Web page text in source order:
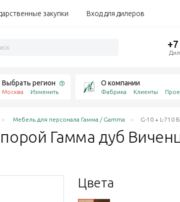
закупки Вход для дилеров
Выбрать регион
Москва Изменить
О компании
Фабрика Клиенты
Мебель для персонала Гамма / Gamma G-10 + L-710
Гамма дуб
Цвета